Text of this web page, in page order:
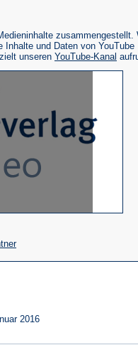
zusammengestellt.
und Daten von YouTube
unseren YouTube-Kanal
(Öffnet
in
Tab)
2016